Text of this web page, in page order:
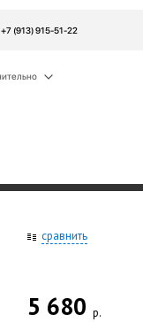
+7 (913) 915-51-22
сравнить
5 680 р.